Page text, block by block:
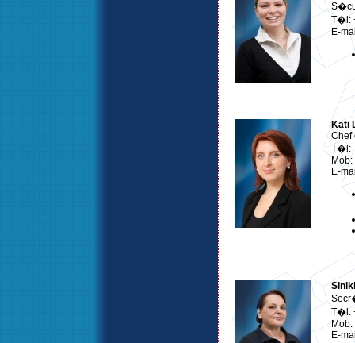
T�l:
E-
Kati
Chef
T�l:
Mob:
E-
T�l:
Mob:
E-